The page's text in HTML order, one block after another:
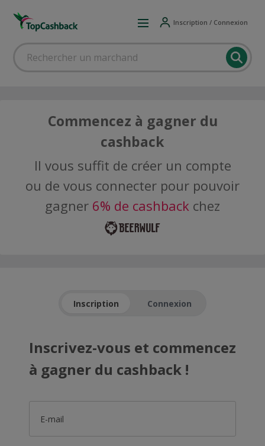
Inscription / Connexion
Commencez à gagner du
cashback
Il vous suffit de créer un compte
ou de vous connecter pour pouvoir
gagner 6% de cashback chez
Inscription Connexion
Inscrivez-vous et commencez
à gagner du cashback !
E-mail